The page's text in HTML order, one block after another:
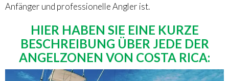
Anfänger und professionelle Angler ist.
HIER HABEN SIE EINE KURZE
BESCHREIBUNG ÜBER JEDE DER
ANGELZONEN VON COSTA RICA: